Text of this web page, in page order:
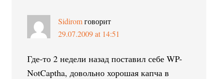
Sidirom говорит
29.07.2009 at 14:51
Где-то 2 недели назад поставил себе WP-
NotCaptha, довольно хорошая капча в